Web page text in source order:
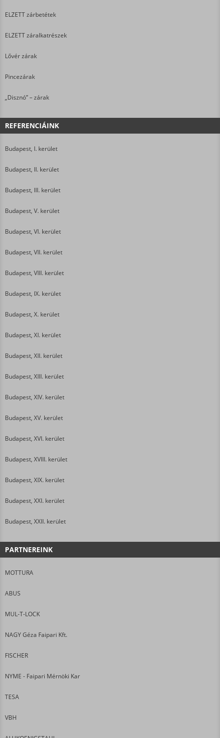
ELZETT zárbetétek
ELZETT záralkatrészek
Lővér zárak
Pincezárak
„Disznó” – zárak
REFERENCIÁINK
Budapest, I. kerület
Budapest, II. kerület
Budapest, III. kerület
Budapest, V. kerület
Budapest, VI. kerület
Budapest, VII. kerület
Budapest, VIII. kerület
Budapest, IX. kerület
Budapest, X. kerület
Budapest, XI. kerület
Budapest, XII. kerület
Budapest, XIII. kerület
Budapest, XIV. kerület
Budapest, XV. kerület
Budapest, XVI. kerület
Budapest, XVIII. kerület
Budapest, XIX. kerület
Budapest, XXI. kerület
Budapest, XXII. kerület
PARTNEREINK
MOTTURA
ABUS
MUL-T-LOCK
NAGY Géza Faipari Kft.
FISCHER
NYME - Faipari Mérnöki Kar
TESA
VBH